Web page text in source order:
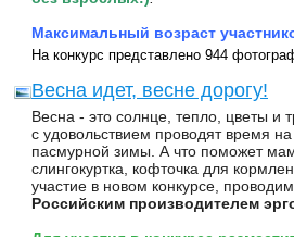
Максимальный возраст
На конкурс представлено 944
Весна идет, весне дорогу!
Весна - это солнце, тепло, цветы
с удовольствием проводят время
пасмурной зимы. А что поможет
слингокуртка, кофточка для
участие в новом конкурсе,
Российским производителем